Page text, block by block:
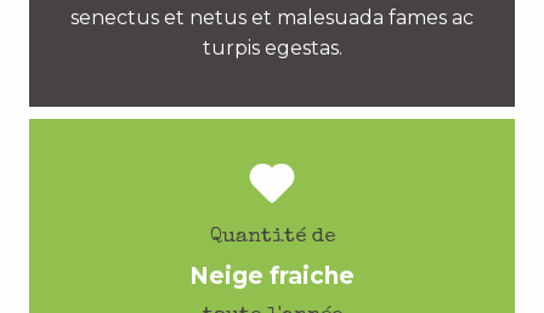
senectus et netus et malesuada fames ac
turpis egestas.
Quantité de
Neige fraiche